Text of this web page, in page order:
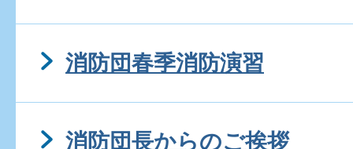
消防団春季消防演習
消防団長からのご挨拶